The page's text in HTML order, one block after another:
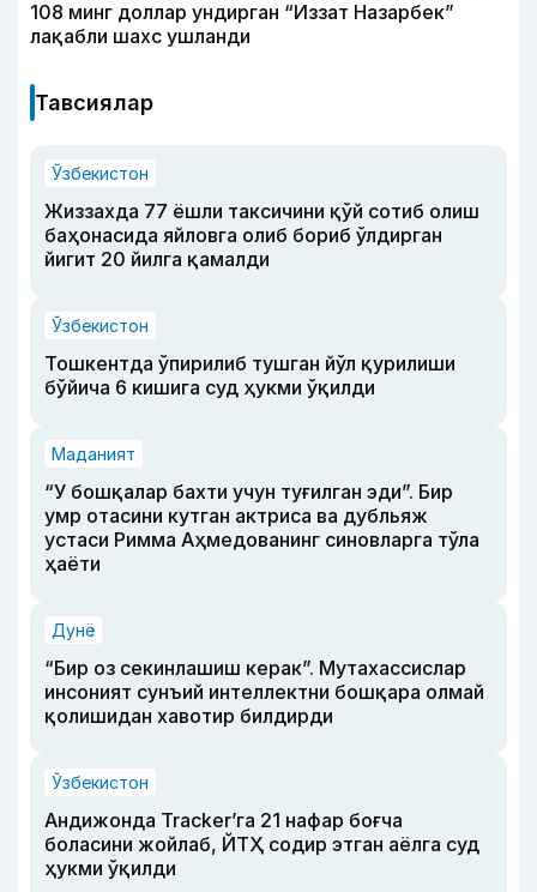
108 минг доллар ундирган “Иззат Назарбек”
лақабли шахс ушланди
Тавсиялар
Ўзбекистон
Жиззахда 77 ёшли таксичини қўй сотиб олиш
баҳонасида яйловга олиб бориб ўлдирган
йигит 20 йилга қамалди
Ўзбекистон
Тошкентда ўпирилиб тушган йўл қурилиши
бўйича 6 кишига суд ҳукми ўқилди
Маданият
“У бошқалар бахти учун туғилган эди”. Бир
умр отасини кутган актриса ва дубльяж
устаси Римма Аҳмедованинг синовларга тўла
ҳаёти
Дунё
“Бир оз секинлашиш керак”. Мутахассислар
инсоният сунъий интеллектни бошқара олмай
қолишидан хавотир билдирди
Ўзбекистон
Андижонда Tracker’га 21 нафар боғча
боласини жойлаб, ЙТҲ содир этган аёлга суд
ҳукми ўқилди